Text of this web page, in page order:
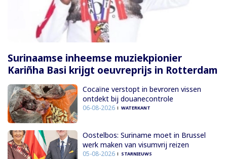
Surinaamse inheemse muziekpionier
Kariñha Basi krijgt oeuvreprijs in Rotterdam
Cocaïne verstopt in bevroren vissen
ontdekt bij douanecontrole
06-08-2026 WATERKANT
Oostelbos: Suriname moet in Brussel
werk maken van visumvrij reizen
05-08-2026 STARNIEUWS